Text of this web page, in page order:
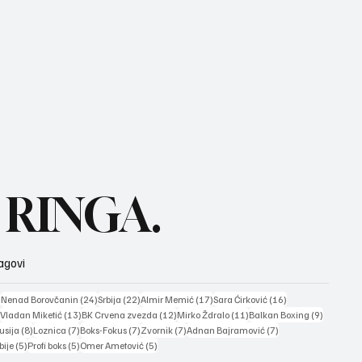
38 posts
Nenad Borovčanin (24)24 posts
Srbija (22)22 posts
Almir Memić (17)17 posts
Sara Ćirković (16)
15 posts
Vladan Miketić (13)13 posts
BK Crvena zvezda (12)12 posts
Mirko Ždralo (11)11 posts
Balkan Boxing (9)
(8)8 posts
Loznica (7)7 posts
Boks-Fokus (7)7 posts
Zvornik (7)7 posts
Adnan Bajramović (7)
(5)5 posts
Profi boks (5)5 posts
Omer Ametović (5)